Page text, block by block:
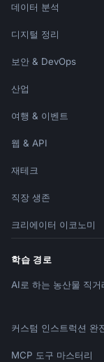
데이터 분석
디지털 정리
보안 & DevOps
산업
여행 & 이벤트
웹 & API
재테크
직장 생존
크리에이터 이코노미
학습 경로
AI로 하는 농산물 직거
커스텀 인스트럭션 완
MCP 도구 마스터리